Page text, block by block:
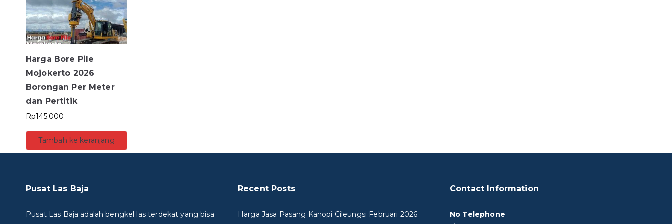
Harga Bore Pile
Mojokerto 2026
Borongan Per Meter
dan Pertitik
Rp145.000
Tambah ke keranjang
Pusat Las Baja
Pusat Las Baja adalah bengkel las terdekat yang bisa
Recent Posts
Harga Jasa Pasang Kanopi Cileungsi Februari 2026
Contact Information
No Telephone